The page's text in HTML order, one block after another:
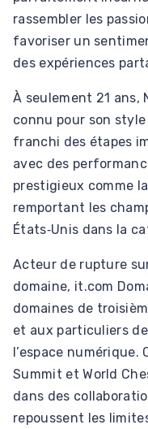
rassembler les
favoriser un
des expériences
À seulement 21 ans,
connu pour son
franchi des étapes
avec des
prestigieux comme
remportant les
États‑Unis dans la
Acteur de rupture
domaine, it.com
domaines de
et aux particuliers
l’espace numérique.
Summit et World
dans des
repoussent les